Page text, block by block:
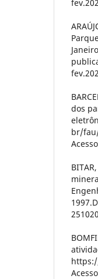
dos
br/